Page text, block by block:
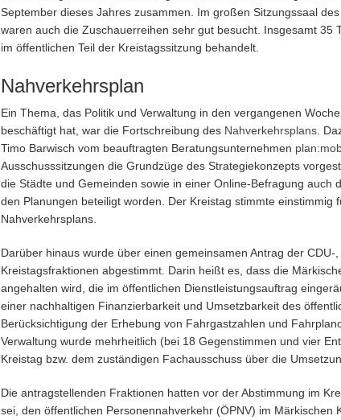
September dieses Jahres zusammen. Im großen Sitzungssaal
waren auch die Zuschauerreihen sehr gut besucht. Insgesamt 35
im öffentlichen Teil der Kreistagssitzung behandelt.
Nahverkehrsplan
Ein Thema, das Politik und Verwaltung in den vergangenen
beschäftigt hat, war die Fortschreibung des Nahverkehrsplans.
Timo Barwisch vom beauftragten Beratungsunternehmen
Ausschusssitzungen die Grundzüge des Strategiekonzepts
die Städte und Gemeinden sowie in einer Online-Befragung auch
den Planungen beteiligt worden. Der Kreistag stimmte einstimmig
Nahverkehrsplans.
Darüber hinaus wurde über einen gemeinsamen Antrag der CDU-
Kreistagsfraktionen abgestimmt. Darin heißt es, dass die
angehalten wird, die im öffentlichen Dienstleistungsauftrag
einer nachhaltigen Finanzierbarkeit und Umsetzbarkeit des
Berücksichtigung der Erhebung von Fahrgastzahlen und
Verwaltung wurde mehrheitlich (bei 18 Gegenstimmen und vier
Kreistag bzw. dem zuständigen Fachausschuss über die
Die antragstellenden Fraktionen hatten vor der Abstimmung im
sei, den öffentlichen Personennahverkehr (ÖPNV) im Märkischen